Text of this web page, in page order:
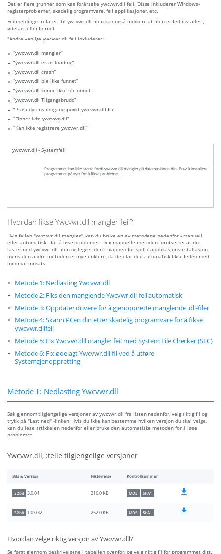
Det er flere grunner som kan forårsake ywcvwr.dll feil. Disse inkluderer Windows-
registerproblemer, skadelig programvare, feil applikasjoner, etc.
Feilmeldinger relatert til ywcvwr.dll-filen kan også indikere at filen er feil installert,
ødelagt eller fjernet
"Andre vanlige ywcvwr.dll feil inkluderer:
“ywcvwr.dll mangler”
“ywcvwr.dll error loading”
“ywcvwr.dll crash”
“ywcvwr.dll ble ikke funnet”
“ywcvwr.dll kunne ikke bli funnet”
“ywcvwr.dll Tilgangsbrudd”
“Prosedyrens inngangspunkt ywcvwr.dll feil”
“Finner ikke ywcvwr.dll”
“Kan ikke registrere ywcvwr.dll”
ywcvwr.dll - Systemfeil
Programmet kan ikke starte fordi ywcvwr.dll mangler på datamaskinen din. Prøv å installere
programmet på nytt for å fikse problemet.
Hvordan fikse Ywcvwr.dll mangler feil?
Hvis feilen "ywcvwr.dll mangler", kan du bruke en av metodene nedenfor - manuell
eller automatisk - for å løse problemet. Den manuelle metoden forutsetter at du
laster ned ywcvwr.dll-filen og legger den i mappen for spill / applikasjonsinstallasjon,
mens den andre metoden er mye enklere, da den lar deg automatisk fikse feilen med
minimal innsats.
Metode 1: Nedlasting Ywcvwr.dll
Metode 2: Fiks den manglende Ywcvwr.dll-feil automatisk
Metode 3: Oppdater drivere for å gjenopprette manglende .dll-filer
Metode 4: Skann PCen din etter skadelig programvare for å fikse
ywcvwr.dllfeil
Metode 5: Fix Ywcvwr.dll mangler feil med System File Checker (SFC)
Metode 6: Fix ødelagt Ywcvwr.dll-fil ved å utføre
Systemgjenoppretting
Metode 1: Nedlasting Ywcvwr.dll
Søk gjennom tilgjengelige versjoner av ywcvwr.dll fra listen nedenfor, velg riktig fil og
trykk på "Last ned" -linken. Hvis du ikke kan bestemme hvilken versjon du skal velge,
kan du lese artikkelen nedenfor eller bruke den automatiske metoden for å løse
problemet
Ywcvwr.dll, :telle tilgjengelige versjoner
Bits & Version Filstørrelse Kontrollsummer
32bit 3.0.0.1 216.0 KB MD5 SHA1
32bit 1.0.0.32 252.0 KB MD5 SHA1
Hvordan velge riktig versjon av Ywcvwr.dll?
Se først gjennom beskrivelsene i tabellen ovenfor, og velg riktig fil for programmet ditt.